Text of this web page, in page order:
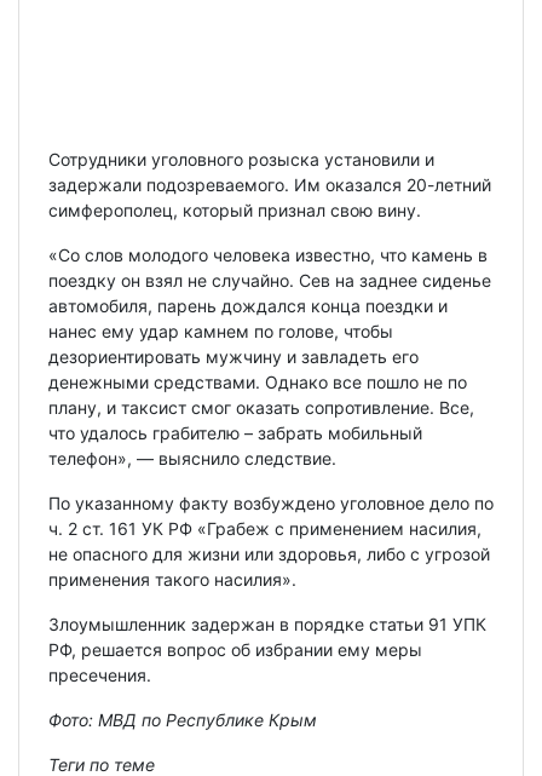
Сотрудники уголовного розыска установили и
задержали подозреваемого. Им оказался 20-летний
симферополец, который признал свою вину.
«Со слов молодого человека известно, что камень в
поездку он взял не случайно. Сев на заднее сиденье
автомобиля, парень дождался конца поездки и
нанес ему удар камнем по голове, чтобы
дезориентировать мужчину и завладеть его
денежными средствами. Однако все пошло не по
плану, и таксист смог оказать сопротивление. Все,
что удалось грабителю – забрать мобильный
телефон», — выяснило следствие.
По указанному факту возбуждено уголовное дело по
ч. 2 ст. 161 УК РФ «Грабеж с применением насилия,
не опасного для жизни или здоровья, либо с угрозой
применения такого насилия».
Злоумышленник задержан в порядке статьи 91 УПК
РФ, решается вопрос об избрании ему меры
пресечения.
Фото: МВД по Республике Крым
Теги по теме